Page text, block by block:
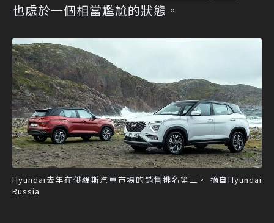
也處於一個相當尷尬的狀態。
Hyundai去年在俄羅斯汽車市場的銷售排名第三。 摘自Hyundai
Russia